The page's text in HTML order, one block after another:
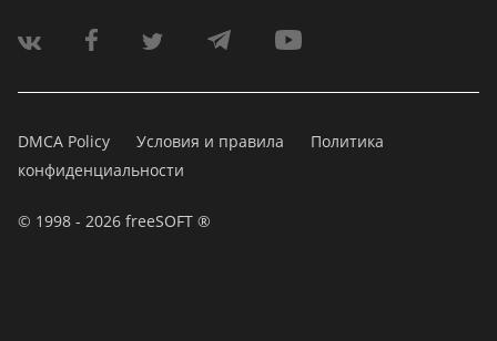
DMCA Policy Условия и правила
Политика
конфиденциальности
© 1998 - 2026 freeSOFT ®